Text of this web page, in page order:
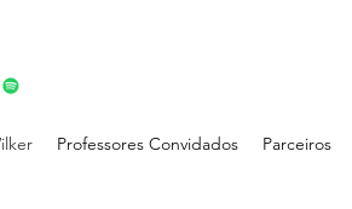
Professores Convidados Parceiros